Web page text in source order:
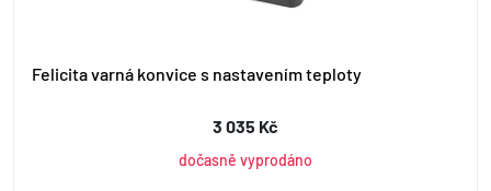
Felicita varná konvice s nastavením teploty
3 035 Kč
dočasně vyprodáno